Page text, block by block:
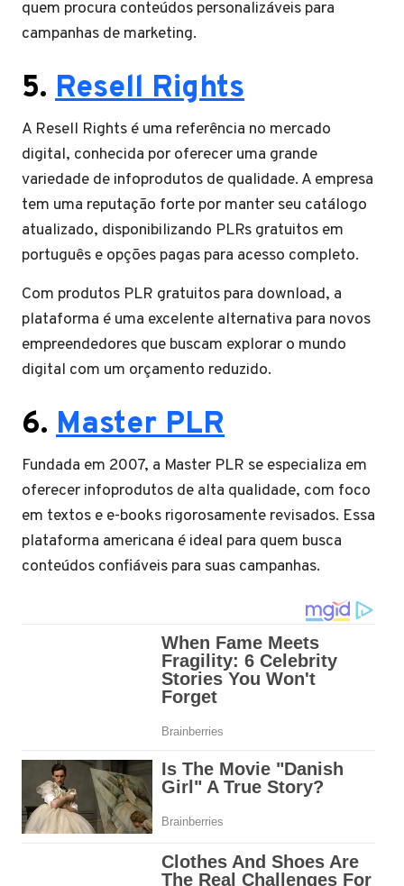
quem procura conteúdos personalizáveis para
campanhas de marketing.
5. Resell Rights
A Resell Rights é uma referência no mercado
digital, conhecida por oferecer uma grande
variedade de infoprodutos de qualidade. A empresa
tem uma reputação forte por manter seu catálogo
atualizado, disponibilizando PLRs gratuitos em
português e opções pagas para acesso completo.
Com produtos PLR gratuitos para download, a
plataforma é uma excelente alternativa para novos
empreendedores que buscam explorar o mundo
digital com um orçamento reduzido.
6. Master PLR
Fundada em 2007, a Master PLR se especializa em
oferecer infoprodutos de alta qualidade, com foco
em textos e e-books rigorosamente revisados. Essa
plataforma americana é ideal para quem busca
conteúdos confiáveis para suas campanhas.